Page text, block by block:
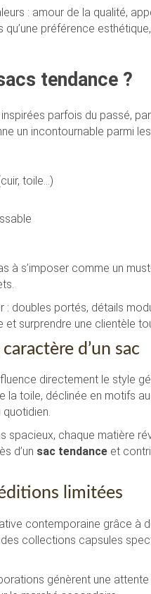
: amour de la qualité,
qu’une préférence
tendance ?
inspirées parfois du passé,
un incontournable parmi les
toile…)
à s’imposer comme un
: doubles portés, détails
surprendre une clientèle
d’un sac
directement le style
la toile, déclinée en motifs
chaque matière
d’un sac tendance et
limitées
contemporaine grâce à
collections capsules
génèrent une